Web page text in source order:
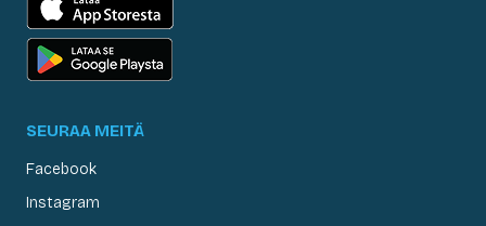
SEURAA MEITÄ
Facebook
Instagram